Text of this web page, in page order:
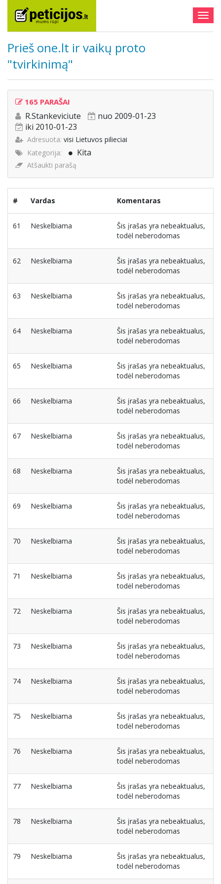
Prieš one.lt ir vaikų proto
"tvirkinimą"
165 PARAŠAI
R.Stankeviciute
nuo 2009-01-23
iki 2010-01-23
Adresuota: visi Lietuvos pilieciai
Kategorija:
Kita
Atšaukti parašą
# Vardas Komentaras
61 Neskelbiama
Šis įrašas yra nebeaktualus,
todėl neberodomas
62 Neskelbiama
Šis įrašas yra nebeaktualus,
todėl neberodomas
63 Neskelbiama
Šis įrašas yra nebeaktualus,
todėl neberodomas
64 Neskelbiama
Šis įrašas yra nebeaktualus,
todėl neberodomas
65 Neskelbiama
Šis įrašas yra nebeaktualus,
todėl neberodomas
66 Neskelbiama
Šis įrašas yra nebeaktualus,
todėl neberodomas
67 Neskelbiama
Šis įrašas yra nebeaktualus,
todėl neberodomas
68 Neskelbiama
Šis įrašas yra nebeaktualus,
todėl neberodomas
69 Neskelbiama
Šis įrašas yra nebeaktualus,
todėl neberodomas
70 Neskelbiama
Šis įrašas yra nebeaktualus,
todėl neberodomas
71 Neskelbiama
Šis įrašas yra nebeaktualus,
todėl neberodomas
72 Neskelbiama
Šis įrašas yra nebeaktualus,
todėl neberodomas
73 Neskelbiama
Šis įrašas yra nebeaktualus,
todėl neberodomas
74 Neskelbiama
Šis įrašas yra nebeaktualus,
todėl neberodomas
75 Neskelbiama
Šis įrašas yra nebeaktualus,
todėl neberodomas
76 Neskelbiama
Šis įrašas yra nebeaktualus,
todėl neberodomas
77 Neskelbiama
Šis įrašas yra nebeaktualus,
todėl neberodomas
78 Neskelbiama
Šis įrašas yra nebeaktualus,
todėl neberodomas
79 Neskelbiama
Šis įrašas yra nebeaktualus,
todėl neberodomas